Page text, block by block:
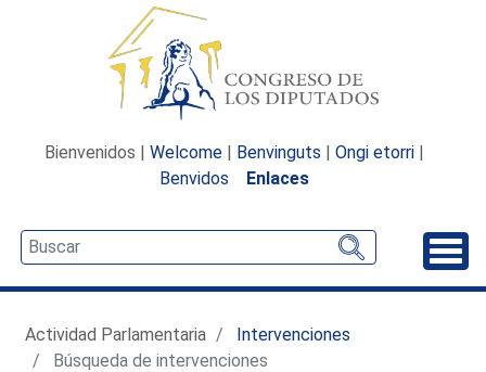
Bienvenidos | Welcome | Benvinguts | Ongi etorri |
Benvidos
Enlaces
Actividad Parlamentaria
Intervenciones
Búsqueda de intervenciones